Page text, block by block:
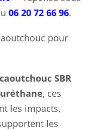
06 20 72 66 96.
pour
SBR
, ces
les impacts,
les